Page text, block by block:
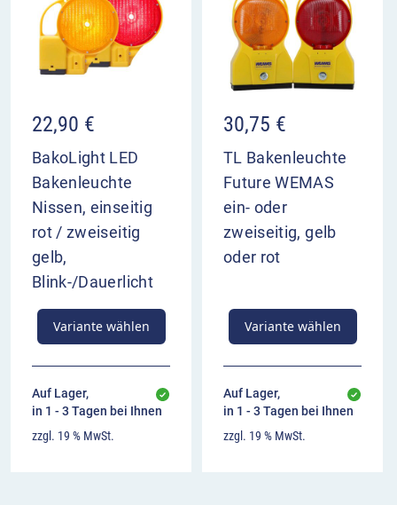
22,90 €
BakoLight LED
Bakenleuchte
Nissen, einseitig
rot / zweiseitig
gelb,
Blink-/Dauerlicht
Variante wählen
Auf Lager,
in 1 - 3 Tagen bei Ihnen
zzgl. 19 % MwSt.
30,75 €
TL Bakenleuchte
Future WEMAS
ein- oder
zweiseitig, gelb
oder rot
Variante wählen
Auf Lager,
in 1 - 3 Tagen bei Ihnen
zzgl. 19 % MwSt.